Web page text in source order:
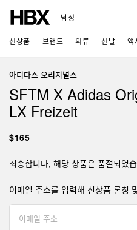
남성
신상품 브랜드 의류 신발 액
아디다스 오리지널스
SFTM X Adidas
LX Freizeit
$165
죄송합니다, 해당 상품은 품절되었
이메일 주소를 입력해 신상품 론칭